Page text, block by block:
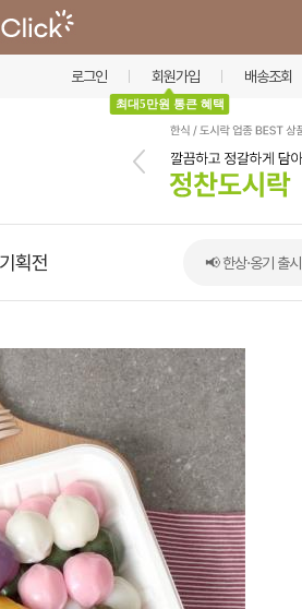
로그인 회원가입
최대5만원 통큰 혜택
배송조회
기획전 📢 한상·옹기 출시